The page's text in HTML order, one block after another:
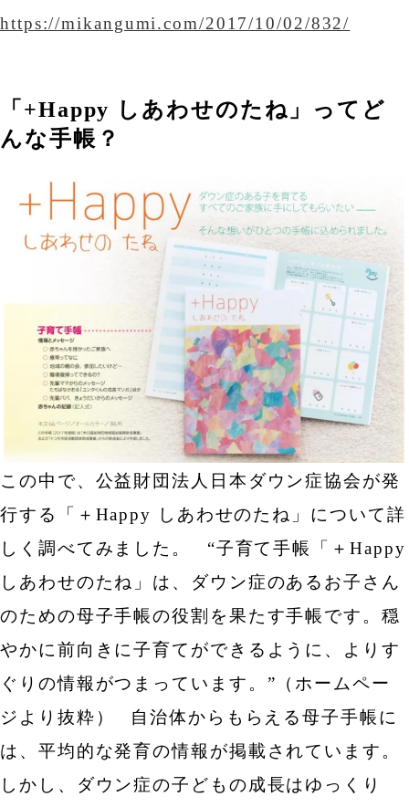
https://mikangumi.com/2017/10/02/832/
「+Happy しあわせのたね」ってど
んな手帳？
この中で、公益財団法人日本ダウン症協会が発
行する「＋Happy しあわせのたね」について詳
しく調べてみました。
“子育て手帳「＋Happy
しあわせのたね」は、ダウン症のあるお子さん
のための母子手帳の役割を果たす手帳です。穏
やかに前向きに子育てができるように、よりす
ぐりの情報がつまっています。”（ホームペー
ジより抜粋）
自治体からもらえる母子手帳に
は、平均的な発育の情報が掲載されています。
しかし、ダウン症の子どもの成長はゆっくり